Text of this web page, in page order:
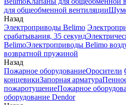
для общеобменной вентиляции
Назад
Электроприводы Belimo
срабатывания, 35 секунд
BelimoЭлектроприводы Belimo
возвратной пружиной
Назад
Пожарное оборудованиеОросители
концевикиЗапорная арматура
пожаротушениеПожарное
оборудование Dendor